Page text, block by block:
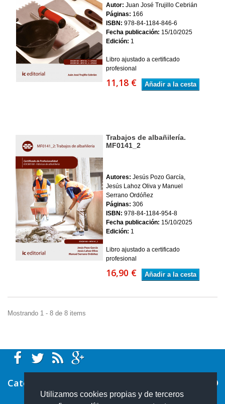
Utilizamos cookies propias y de terceros
Autor: Juan José Trujillo Cebrián
Páginas: 166
ISBN: 978-84-1184-846-6
Fecha publicación: 15/10/2025
Edición: 1
Libro ajustado a certificado
profesional
11,18 € Añadir a la cesta
Trabajos de albañilería.
MF0141_2
Autores: Jesús Pozo García,
Jesús Lahoz Oliva y Manuel
Serrano Ordóñez
Páginas: 306
ISBN: 978-84-1184-954-8
Fecha publicación: 15/10/2025
Edición: 1
Libro ajustado a certificado
profesional
16,90 € Añadir a la cesta
Mostrando 1 - 8 de 8 items
Categorías